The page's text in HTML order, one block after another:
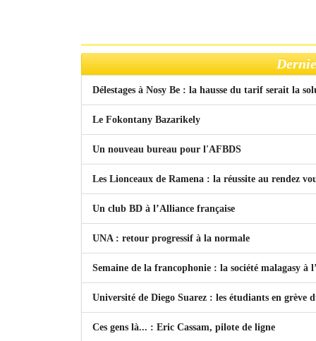
Délestages à Nosy Be : la hausse du tarif serait la
Le Fokontany Bazarikely
Un nouveau bureau pour l'AFBDS
Les Lionceaux de Ramena : la réussite au rendez
Un club BD à l’Alliance française
UNA : retour progressif à la normale
Semaine de la francophonie : la société malagasy à
Université de Diego Suarez : les étudiants en grève
Ces gens là... : Eric Cassam, pilote de ligne